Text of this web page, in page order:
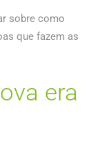
sobre como
que fazem as
era